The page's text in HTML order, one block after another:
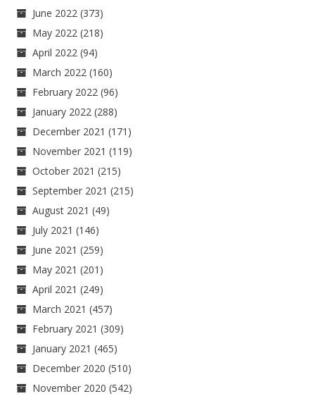
June 2022 (373)
May 2022 (218)
April 2022 (94)
March 2022 (160)
February 2022 (96)
January 2022 (288)
December 2021 (171)
November 2021 (119)
October 2021 (215)
September 2021 (215)
August 2021 (49)
July 2021 (146)
June 2021 (259)
May 2021 (201)
April 2021 (249)
March 2021 (457)
February 2021 (309)
January 2021 (465)
December 2020 (510)
November 2020 (542)